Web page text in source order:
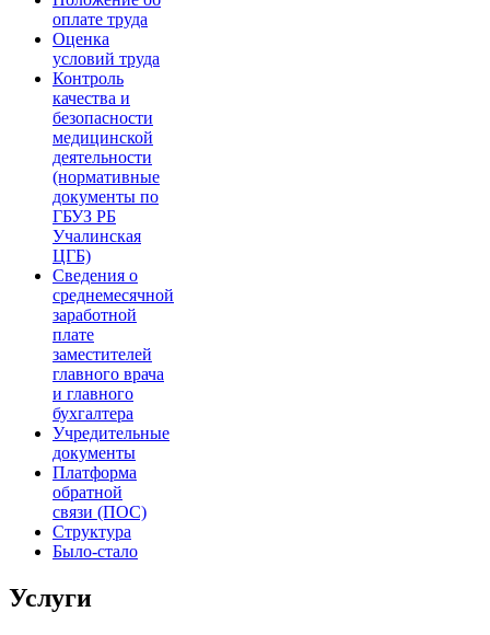
оплате труда
Оценка
условий труда
Контроль
качества и
безопасности
медицинской
деятельности
(нормативные
документы по
ГБУЗ РБ
Учалинская
ЦГБ)
Сведения о
среднемесячной
заработной
плате
заместителей
главного врача
и главного
бухгалтера
Учредительные
документы
Платформа
обратной
связи (ПОС)
Структура
Было-стало
Услуги